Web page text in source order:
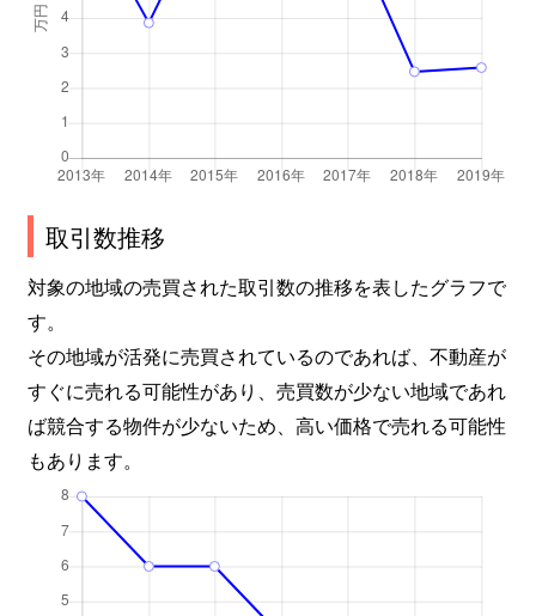
取引数推移
対象の地域の売買された取引数の推移を表したグラフで
す。
その地域が活発に売買されているのであれば、不動産が
すぐに売れる可能性があり、売買数が少ない地域であれ
ば競合する物件が少ないため、高い価格で売れる可能性
もあります。